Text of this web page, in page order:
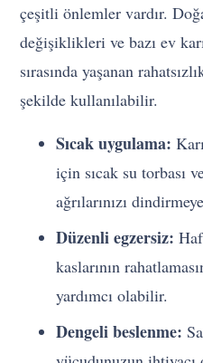
çeşitli önlemler vardır.
değişiklikleri ve bazı ev
sırasında yaşanan
şekilde kullanılabilir.
Sıcak uygulama:
için sıcak su torbası
ağrılarınızı
Düzenli egzersiz:
kaslarının
yardımcı olabilir.
Dengeli beslenme: